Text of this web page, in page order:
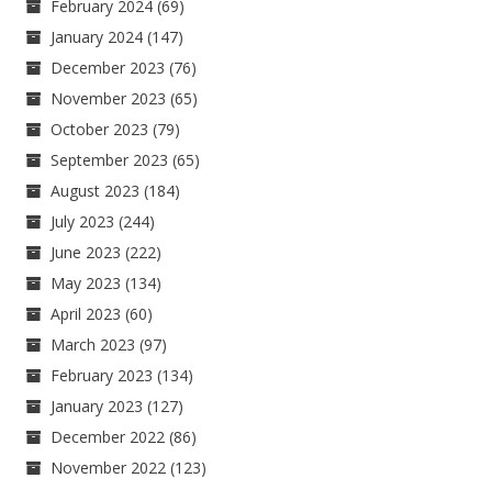
February 2024 (69)
January 2024 (147)
December 2023 (76)
November 2023 (65)
October 2023 (79)
September 2023 (65)
August 2023 (184)
July 2023 (244)
June 2023 (222)
May 2023 (134)
April 2023 (60)
March 2023 (97)
February 2023 (134)
January 2023 (127)
December 2022 (86)
November 2022 (123)